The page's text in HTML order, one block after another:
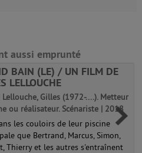
aussi emprunté
BAIN (LE) / UN FILM DE
LELLOUCHE
Lellouche, Gilles (1972-....). Metteur
ou réalisateur. Scénariste | 2018
les couloirs de leur piscine
que Bertrand, Marcus, Simon,
Thierry et les autres s'entraînent